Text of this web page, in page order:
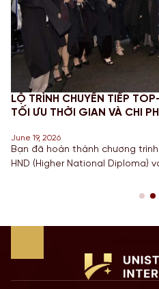
UP DEGREE: GIẢI PHÁP
PHÍ TẠI ANH QUỐC
Cao đẳng hoặc sở hữu bằng
và đang tìm kiếm con đường